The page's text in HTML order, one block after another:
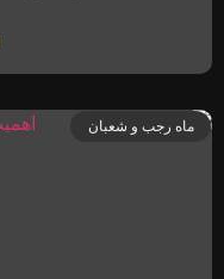
ماه رجب و شعبان